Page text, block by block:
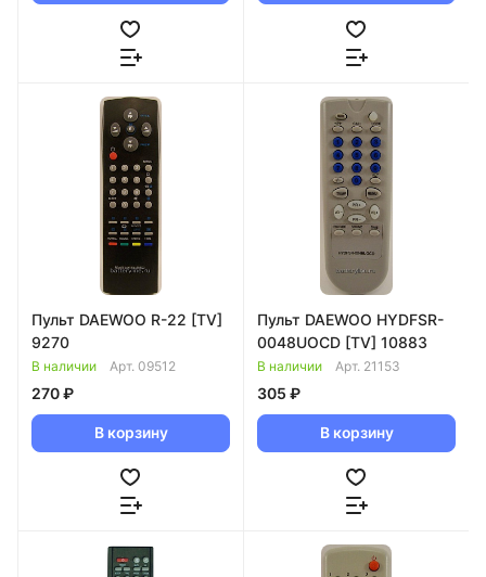
Пульт DAEWOO R-22 [TV]
9270
В наличии Арт. 09512
270 ₽
В корзину
Пульт DAEWOO HYDFSR-
0048UOCD [TV] 10883
В наличии Арт. 21153
305 ₽
В корзину